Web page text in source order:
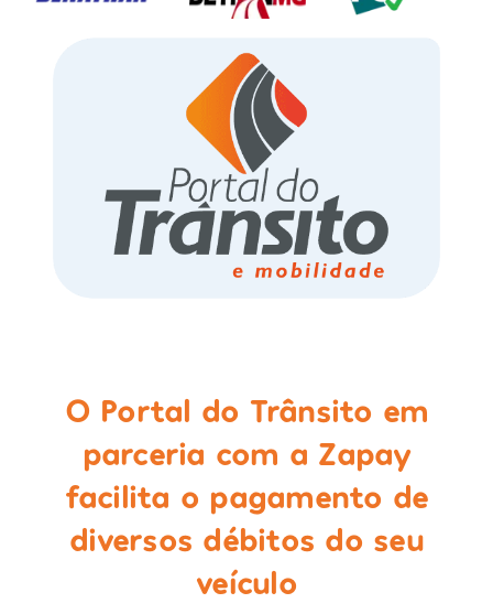
O Portal do Trânsito em
parceria com a Zapay
facilita o pagamento de
diversos débitos do seu
veículo